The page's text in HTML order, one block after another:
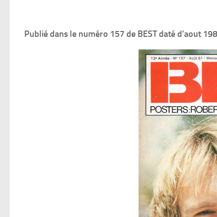
Publié dans le numéro 157 de BEST daté d’aout